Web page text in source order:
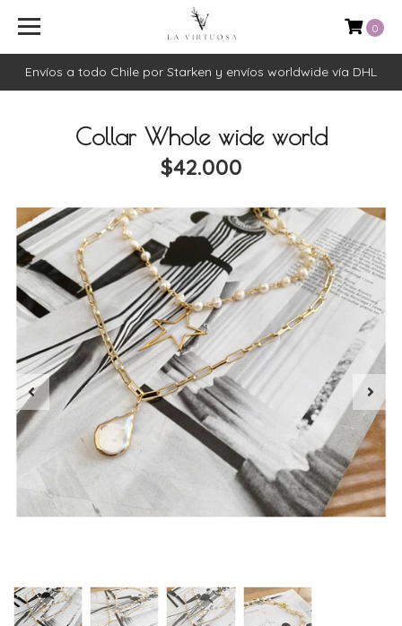
Envíos a todo Chile por Starken y envíos worldwide vía DHL
0
Collar Whole wide world
$42.000